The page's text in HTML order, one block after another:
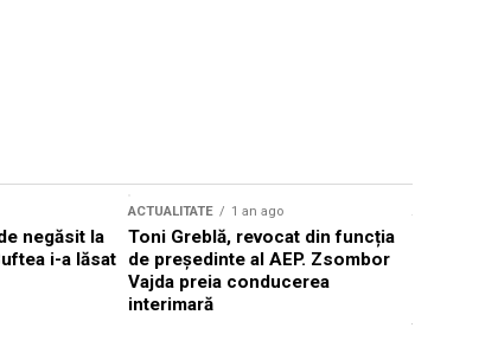
negăsit la
i-a lăsat
ACTUALITATE 1 an ago
Toni Greblă, revocat din funcția
de președinte al AEP. Zsombor
Vajda preia conducerea
interimară